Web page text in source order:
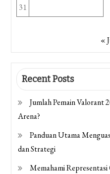
31
«
Recent Posts
Jumlah Pemain Valorant
Arena?
Panduan Utama
dan Strategi
Memahami Representasi